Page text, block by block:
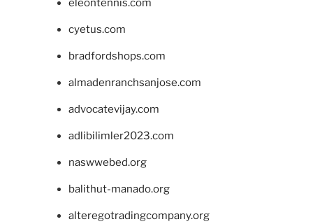
eleontennis.com
cyetus.com
bradfordshops.com
almadenranchsanjose.com
advocatevijay.com
adlibilimler2023.com
naswwebed.org
balithut-manado.org
alteregotradingcompany.org